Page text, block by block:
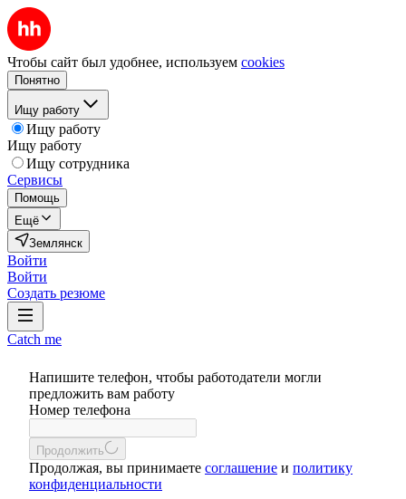
Чтобы сайт был удобнее, используем cookies
Понятно
Ищу работу
Ищу работу
Ищу работу
Ищу сотрудника
Сервисы
Помощь
Ещё
Землянск
Войти
Войти
Создать резюме
Catch me
Напишите телефон, чтобы работодатели могли
предложить вам работу
Номер телефона
Продолжить
Продолжая, вы принимаете соглашение и политику
конфиденциальности